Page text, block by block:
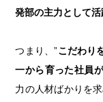
発部の主力として活
つまり、”こだわり
一から育った社員
力の人材ばかりを